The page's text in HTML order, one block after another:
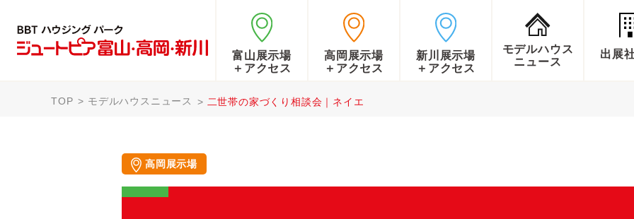
富山展示場
＋アクセス
高岡展示場
＋アクセス
新川展示場
＋アクセス
モデルハウス
ニュース
出展
TOP モデルハウスニュース 二世帯の家づくり相談会｜ネイエ
高岡展示場